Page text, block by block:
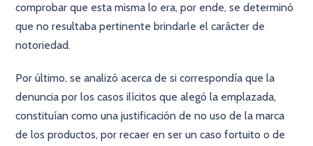
comprobar que esta misma lo era, por ende, se determinó
que no resultaba pertinente brindarle el carácter de
notoriedad.
Por último, se analizó acerca de si correspondía que la
denuncia por los casos ilícitos que alegó la emplazada,
constituían como una justificación de no uso de la marca
de los productos, por recaer en ser un caso fortuito o de